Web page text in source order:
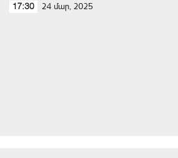
17:30 24 մար, 2025